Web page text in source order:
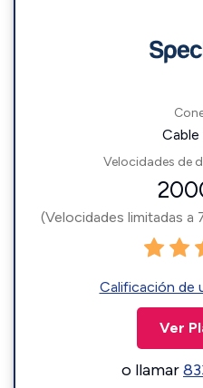
Cable
Velocidades de
(Velocidades limitadas a
Calificación de
Ver
o llamar